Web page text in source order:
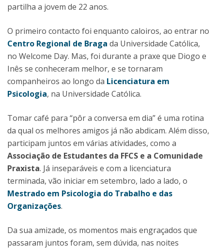
partilha a jovem de 22 anos.
O primeiro contacto foi enquanto caloiros, ao entrar no
Centro Regional de Braga da Universidade Católica,
no Welcome Day. Mas, foi durante a praxe que Diogo e
Inês se conheceram melhor, e se tornaram
companheiros ao longo da Licenciatura em
Psicologia, na Universidade Católica.
Tomar café para “pôr a conversa em dia” é uma rotina
da qual os melhores amigos já não abdicam. Além disso,
participam juntos em várias atividades, como a
Associação de Estudantes da FFCS e a Comunidade
Praxista. Já inseparáveis e com a licenciatura
terminada, vão iniciar em setembro, lado a lado, o
Mestrado em Psicologia do Trabalho e das
Organizações.
Da sua amizade, os momentos mais engraçados que
passaram juntos foram, sem dúvida, nas noites